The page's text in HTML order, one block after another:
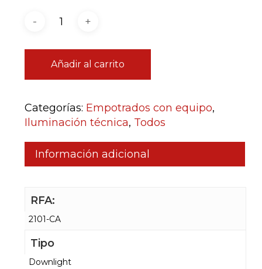
Añadir al carrito
Categorías: Empotrados con equipo,
Iluminación técnica, Todos
Información adicional
RFA:
2101-CA
Tipo
Downlight